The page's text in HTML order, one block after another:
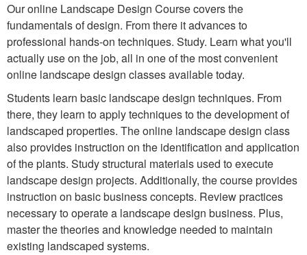
Our online Landscape Design Course covers the
fundamentals of design. From there it advances to
professional hands-on techniques. Study. Learn what you'll
actually use on the job, all in one of the most convenient
online landscape design classes available today.
Students learn basic landscape design techniques. From
there, they learn to apply techniques to the development of
landscaped properties. The online landscape design class
also provides instruction on the identification and application
of the plants. Study structural materials used to execute
landscape design projects. Additionally, the course provides
instruction on basic business concepts. Review practices
necessary to operate a landscape design business. Plus,
master the theories and knowledge needed to maintain
existing landscaped systems.